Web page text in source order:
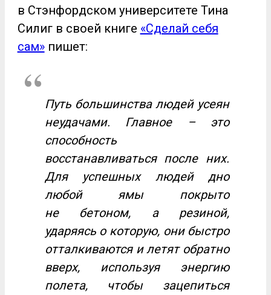
в Стэнфордском университете Тина
Силиг в своей книге «Сделай себя
сам»пишет:
Путь большинства людей усеян
неудачами. Главное – это
способность
восстанавливаться после них.
Для успешных людей дно
любой ямы покрыто
не бетоном, а резиной,
ударяясь о которую, они быстро
отталкиваются и летят обратно
вверх, используя энергию
полета, чтобы зацепиться